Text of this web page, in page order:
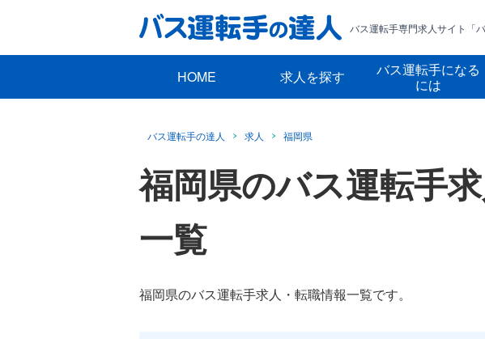
バス運転手専門求人サイト 「
HOME 求人を探す
バス運転手になる
には
バス運転手の達人 求人 福岡県
福岡県のバス運転手
一覧
福岡県のバス運転手求人・転職情報一覧です。